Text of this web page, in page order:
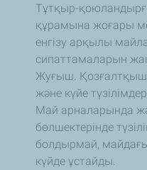
Тұтқыр-
құрамына жоғары
енгізу арқылы
сипаттамаларын
Жуғыш.
және күйе
Май арналарында
бөлшектерінде
болдырмай,
күйде ұстайды.